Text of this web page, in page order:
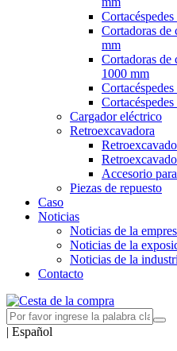
Cortadoras de
mm
Cortadoras de
1000 mm
Cargador eléctrico
Retroexcavadora
Accesorio
Piezas de repuesto
Caso
Noticias
Noticias de la
Noticias de la
Noticias de la
Contacto
| Español